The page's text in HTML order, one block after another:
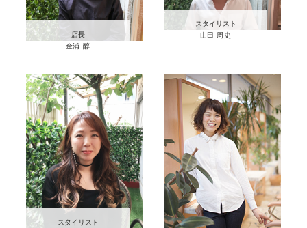
店長
金浦 醇
スタイリスト
山田 周史
スタイリスト